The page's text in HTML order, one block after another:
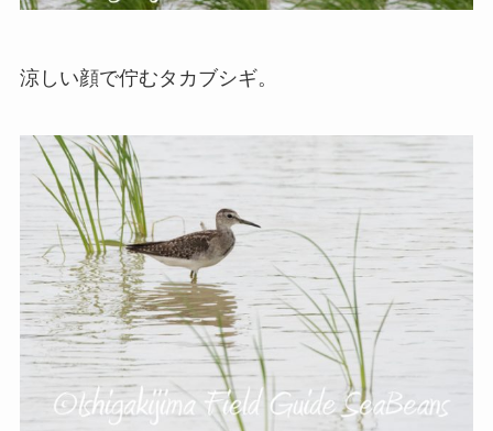
涼しい顔で佇むタカブシギ。